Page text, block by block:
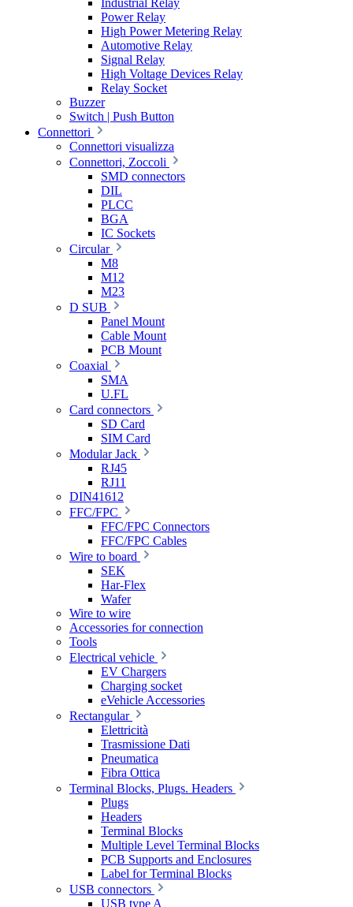
Industrial Relay
Power Relay
High Power Metering Relay
Automotive Relay
Signal Relay
High Voltage Devices Relay
Relay Socket
Buzzer
Switch | Push Button
Connettori
Connettori visualizza
Connettori, Zoccoli
SMD connectors
DIL
PLCC
BGA
IC Sockets
Circular
M8
M12
M23
D SUB
Panel Mount
Cable Mount
PCB Mount
Coaxial
SMA
U.FL
Card connectors
SD Card
SIM Card
Modular Jack
RJ45
RJ11
DIN41612
FFC/FPC
FFC/FPC Connectors
FFC/FPC Cables
Wire to board
SEK
Har-Flex
Wafer
Wire to wire
Accessories for connection
Tools
Electrical vehicle
EV Chargers
Charging socket
eVehicle Accessories
Rectangular
Elettricità
Trasmissione Dati
Pneumatica
Fibra Ottica
Terminal Blocks, Plugs. Headers
Plugs
Headers
Terminal Blocks
Multiple Level Terminal Blocks
PCB Supports and Enclosures
Label for Terminal Blocks
USB connectors
USB type A